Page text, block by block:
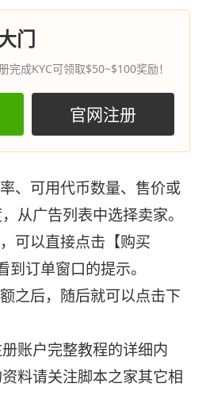
门
完成KYC可领取$50~$100奖励！
官网注册
、可用代币数量、售价或
从广告列表中选择卖家。
可以直接点击【购买
到订单窗口的提示。
之后，随后就可以点击下
账户完整教程的详细内
料请关注脚本之家其它相